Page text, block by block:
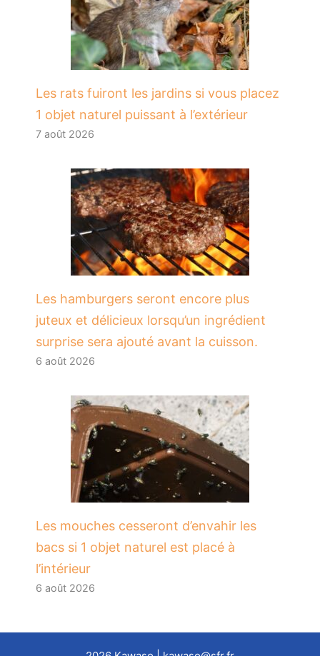
Les rats fuiront les jardins si vous placez
1 objet naturel puissant à l’extérieur
7 août 2026
Les hamburgers seront encore plus
juteux et délicieux lorsqu’un ingrédient
surprise sera ajouté avant la cuisson.
6 août 2026
Les mouches cesseront d’envahir les
bacs si 1 objet naturel est placé à
l’intérieur
6 août 2026